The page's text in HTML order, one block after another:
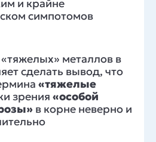
и крайне
симпотомов
металлов в
сделать вывод, что
«тяжелые
зрения «особой
в корне неверно и